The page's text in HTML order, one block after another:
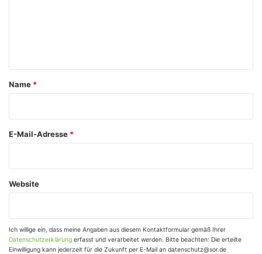
a
Name *
E-Mail-Adresse *
Website
Ich willige ein, dass meine Angaben aus diesem Kontaktformular gemäß Ihrer
Datenschutzerklärung erfasst und verarbeitet werden. Bitte beachten: Die erteilte
Einwilligung kann jederzeit für die Zukunft per E-Mail an datenschutz@sor.de